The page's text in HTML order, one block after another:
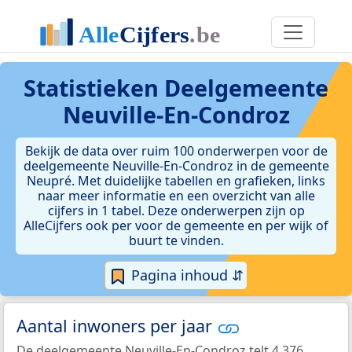
Statistieken Deelgemeente
Neuville-En-Condroz
Bekijk de data over ruim 100 onderwerpen voor de
deelgemeente Neuville-En-Condroz in de gemeente
Neupré. Met duidelijke tabellen en grafieken, links
naar meer informatie en een overzicht van alle
cijfers in 1 tabel. Deze onderwerpen zijn op
AlleCijfers ook per voor de gemeente en per wijk of
buurt te vinden.
Pagina inhoud ⇵
Aantal inwoners per jaar